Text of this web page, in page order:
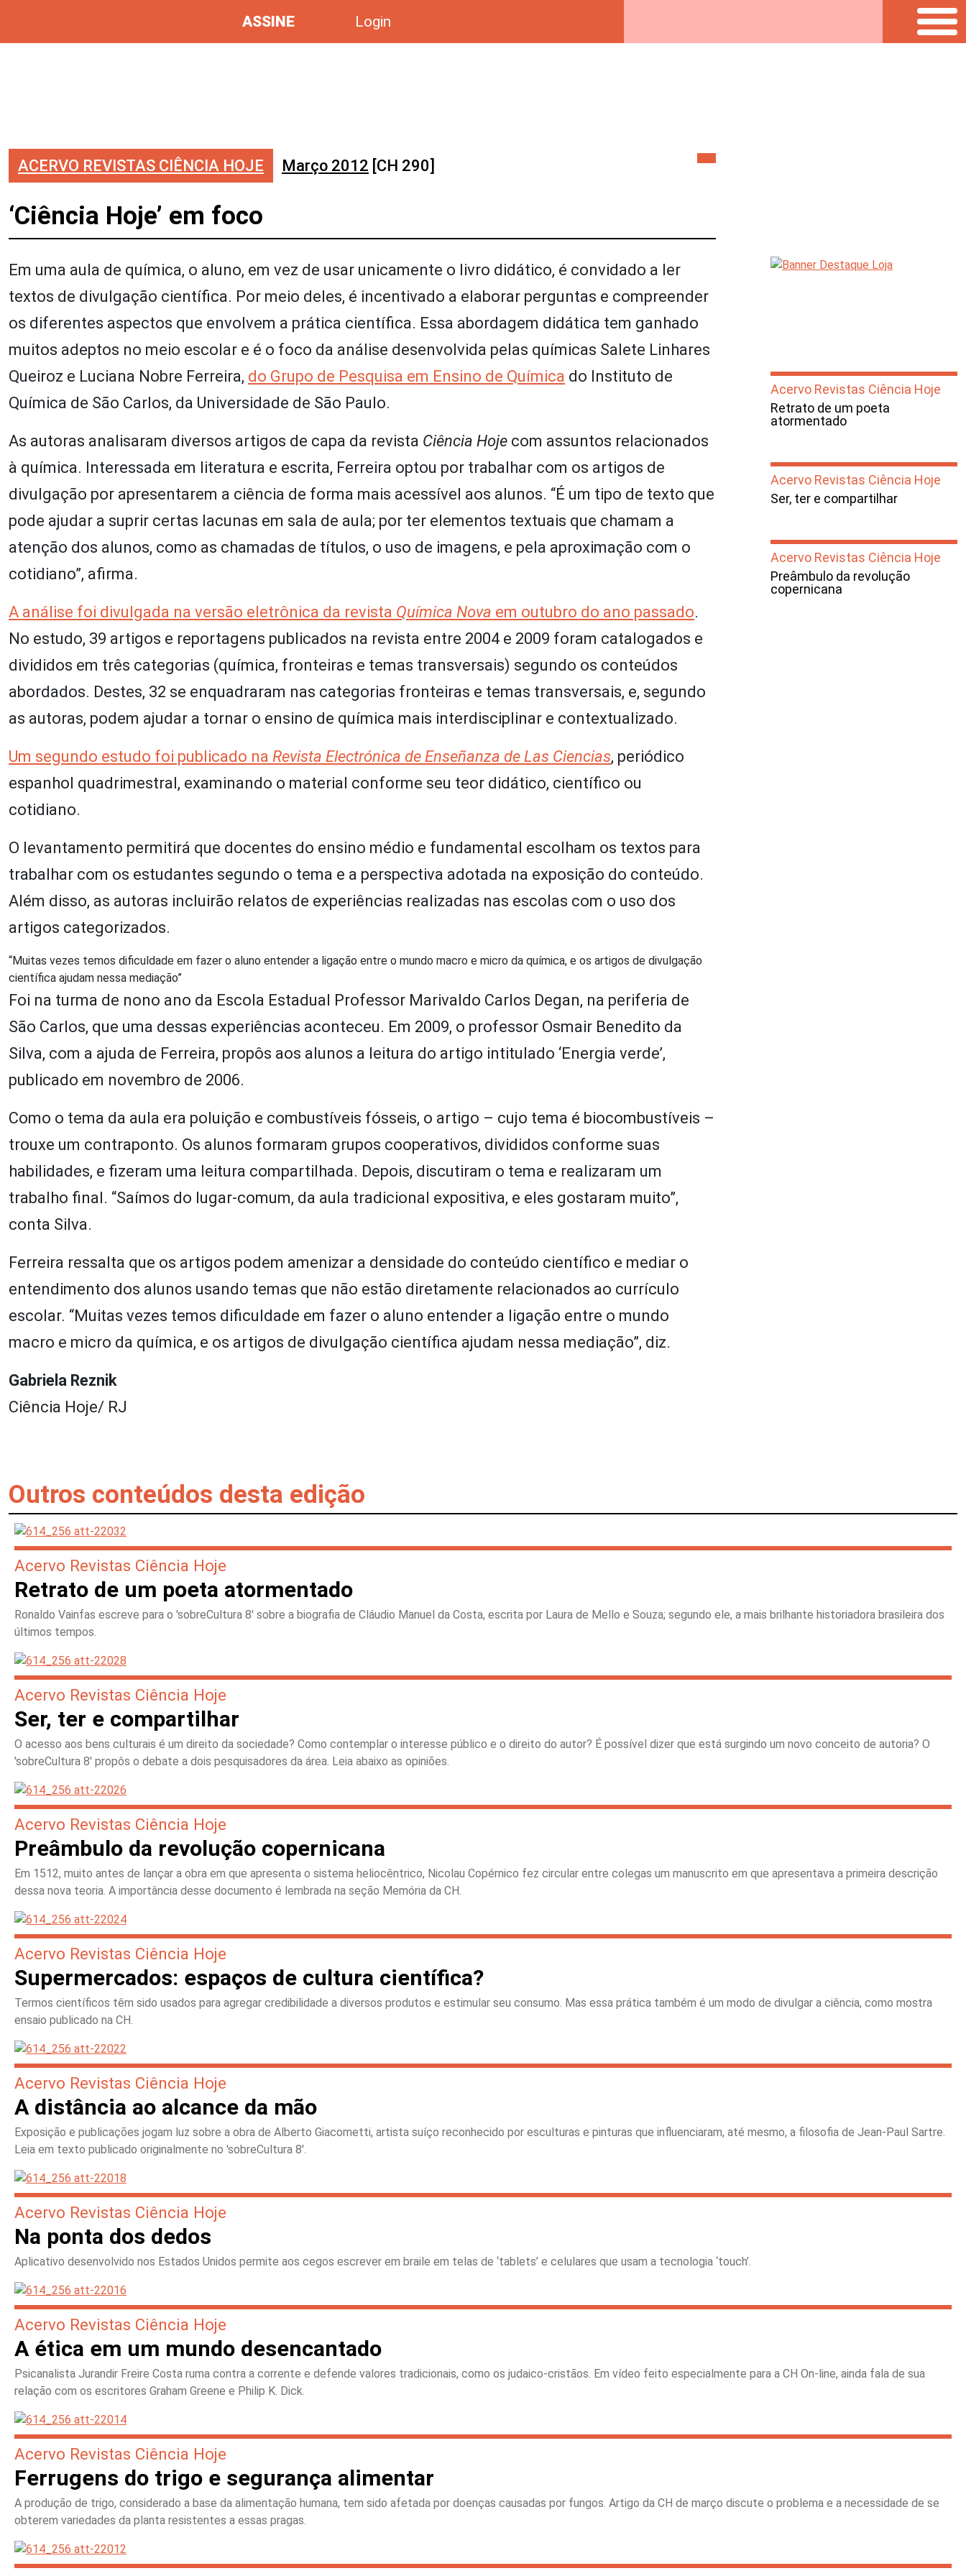
ASSINE Login
ACERVO REVISTAS CIÊNCIA HOJE Março 2012 [CH 290]
‘Ciência Hoje’ em foco
Em uma aula de química, o aluno, em vez de usar unicamente o livro didático, é convidado a ler
textos de divulgação científica. Por meio deles, é incentivado a elaborar perguntas e compreender
os diferentes aspectos que envolvem a prática científica. Essa abordagem didática tem ganhado
muitos adeptos no meio escolar e é o foco da análise desenvolvida pelas químicas Salete Linhares
Queiroz e Luciana Nobre Ferreira, do Grupo de Pesquisa em Ensino de Química do Instituto de
Química de São Carlos, da Universidade de São Paulo.
As autoras analisaram diversos artigos de capa da revista Ciência Hoje com assuntos relacionados
à química. Interessada em literatura e escrita, Ferreira optou por trabalhar com os artigos de
divulgação por apresentarem a ciência de forma mais acessível aos alunos. “É um tipo de texto que
pode ajudar a suprir certas lacunas em sala de aula; por ter elementos textuais que chamam a
atenção dos alunos, como as chamadas de títulos, o uso de imagens, e pela aproximação com o
cotidiano”, afirma.
A análise foi divulgada na versão eletrônica da revista Química Nova em outubro do ano passado.
No estudo, 39 artigos e reportagens publicados na revista entre 2004 e 2009 foram catalogados e
divididos em três categorias (química, fronteiras e temas transversais) segundo os conteúdos
abordados. Destes, 32 se enquadraram nas categorias fronteiras e temas transversais, e, segundo
as autoras, podem ajudar a tornar o ensino de química mais interdisciplinar e contextualizado.
Um segundo estudo foi publicado na Revista Electrónica de Enseñanza de Las Ciencias, periódico
espanhol quadrimestral, examinando o material conforme seu teor didático, científico ou
cotidiano.
O levantamento permitirá que docentes do ensino médio e fundamental escolham os textos para
trabalhar com os estudantes segundo o tema e a perspectiva adotada na exposição do conteúdo.
Além disso, as autoras incluirão relatos de experiências realizadas nas escolas com o uso dos
artigos categorizados.
“Muitas vezes temos dificuldade em fazer o aluno entender a ligação entre o mundo macro e micro da química, e os artigos de divulgação
científica ajudam nessa mediação”
Foi na turma de nono ano da Escola Estadual Professor Marivaldo Carlos Degan, na periferia de
São Carlos, que uma dessas experiências aconteceu. Em 2009, o professor Osmair Benedito da
Silva, com a ajuda de Ferreira, propôs aos alunos a leitura do artigo intitulado ‘Energia verde’,
publicado em novembro de 2006.
Como o tema da aula era poluição e combustíveis fósseis, o artigo – cujo tema é biocombustíveis –
trouxe um contraponto. Os alunos formaram grupos cooperativos, divididos conforme suas
habilidades, e fizeram uma leitura compartilhada. Depois, discutiram o tema e realizaram um
trabalho final. “Saímos do lugar-comum, da aula tradicional expositiva, e eles gostaram muito”,
conta Silva.
Ferreira ressalta que os artigos podem amenizar a densidade do conteúdo científico e mediar o
entendimento dos alunos usando temas que não estão diretamente relacionados ao currículo
escolar. “Muitas vezes temos dificuldade em fazer o aluno entender a ligação entre o mundo
macro e micro da química, e os artigos de divulgação científica ajudam nessa mediação”, diz.
Gabriela Reznik
Ciência Hoje/ RJ
Acervo Revistas Ciência Hoje
Retrato de um poeta
atormentado
Acervo Revistas Ciência Hoje
Ser, ter e compartilhar
Acervo Revistas Ciência Hoje
Preâmbulo da revolução
copernicana
Outros conteúdos desta edição
Acervo Revistas Ciência Hoje
Retrato de um poeta atormentado
Ronaldo Vainfas escreve para o 'sobreCultura 8' sobre a biografia de Cláudio Manuel da Costa, escrita por Laura de Mello e Souza; segundo ele, a mais brilhante historiadora brasileira dos
últimos tempos.
Acervo Revistas Ciência Hoje
Ser, ter e compartilhar
O acesso aos bens culturais é um direito da sociedade? Como contemplar o interesse público e o direito do autor? É possível dizer que está surgindo um novo conceito de autoria? O
'sobreCultura 8' propôs o debate a dois pesquisadores da área. Leia abaixo as opiniões.
Acervo Revistas Ciência Hoje
Preâmbulo da revolução copernicana
Em 1512, muito antes de lançar a obra em que apresenta o sistema heliocêntrico, Nicolau Copérnico fez circular entre colegas um manuscrito em que apresentava a primeira descrição
dessa nova teoria. A importância desse documento é lembrada na seção Memória da CH.
Acervo Revistas Ciência Hoje
Supermercados: espaços de cultura científica?
Termos científicos têm sido usados para agregar credibilidade a diversos produtos e estimular seu consumo. Mas essa prática também é um modo de divulgar a ciência, como mostra
ensaio publicado na CH.
Acervo Revistas Ciência Hoje
A distância ao alcance da mão
Exposição e publicações jogam luz sobre a obra de Alberto Giacometti, artista suíço reconhecido por esculturas e pinturas que influenciaram, até mesmo, a filosofia de Jean-Paul Sartre.
Leia em texto publicado originalmente no 'sobreCultura 8'.
Acervo Revistas Ciência Hoje
Na ponta dos dedos
Aplicativo desenvolvido nos Estados Unidos permite aos cegos escrever em braile em telas de ‘tablets’ e celulares que usam a tecnologia ‘touch’.
Acervo Revistas Ciência Hoje
A ética em um mundo desencantado
Psicanalista Jurandir Freire Costa ruma contra a corrente e defende valores tradicionais, como os judaico-cristãos. Em vídeo feito especialmente para a CH On-line, ainda fala de sua
relação com os escritores Graham Greene e Philip K. Dick.
Acervo Revistas Ciência Hoje
Ferrugens do trigo e segurança alimentar
A produção de trigo, considerado a base da alimentação humana, tem sido afetada por doenças causadas por fungos. Artigo da CH de março discute o problema e a necessidade de se
obterem variedades da planta resistentes a essas pragas.